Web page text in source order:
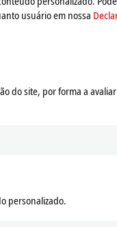
rubber
(feed-through
usuário em nossa
do site, por forma a
personalizado.